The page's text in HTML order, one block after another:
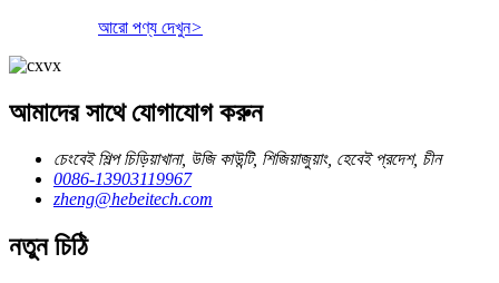
আরো পণ্য দেখুন>
আমাদের সাথে যোগাযোগ করুন
চেংবেই শিল্প চিড়িয়াখানা, উজি কাউন্টি, শিজিয়াজুয়াং, হেবেই প্রদেশ, চীন
0086-13903119967
zheng@hebeitech.com
নতুন চিঠি